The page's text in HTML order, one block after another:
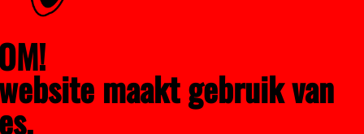
te breken met 133,78 kilometer per uur. Net als
cocon met een camera bovenop en alleen twee gaten
dit jaar is dat de ketting het voorwiel aandrijft in plaats van
compacter, dus efficiënter”, zegt Dennis Berckmoes,
om de rug van de renner te koelen in plaats van alleen
maakt gebruik van